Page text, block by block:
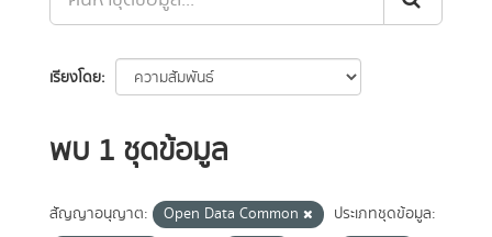
เรียงโดย
พบ 1 ชุดข้อมูล
สัญญาอนุญาต: Open Data Common
ประเภทชุดข้อมูล: